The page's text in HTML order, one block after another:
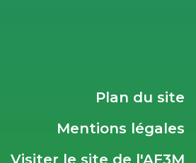
Plan du site
Mentions légales